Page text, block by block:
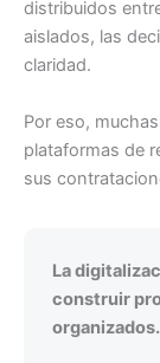
distribuidos
aislados, las
claridad.
Por eso,
plataformas de
sus
La
construir
organizados.